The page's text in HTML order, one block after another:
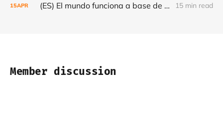
15APR (ES) El mundo funciona a base de flujos — y cada vez son más frágiles - Café con Leche #Episodio 22 15 min read
Member discussion